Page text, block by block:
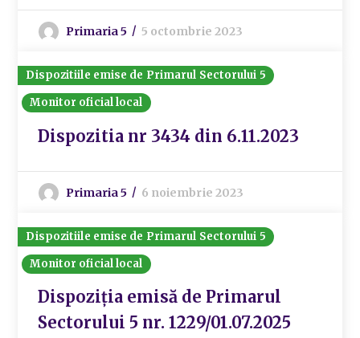
Primaria 5 5 octombrie 2023
Dispozitiile emise de Primarul Sectorului 5
Monitor oficial local
Dispozitia nr 3434 din 6.11.2023
Primaria 5 6 noiembrie 2023
Dispozitiile emise de Primarul Sectorului 5
Monitor oficial local
Dispoziția emisă de Primarul
Sectorului 5 nr. 1229/01.07.2025